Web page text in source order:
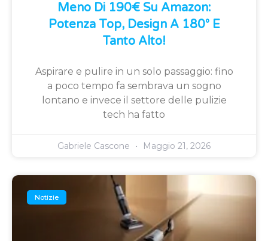
Meno Di 190€ Su Amazon:
Potenza Top, Design A 180° E
Tanto Alto!
Aspirare e pulire in un solo passaggio: fino
a poco tempo fa sembrava un sogno
lontano e invece il settore delle pulizie
tech ha fatto
Gabriele Cascone Maggio 21, 2026
Notizie